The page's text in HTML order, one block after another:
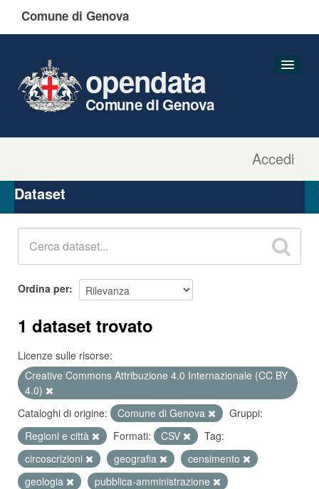
Comune di Genova
Accedi
opendata
Comune di Genova
Organizzazioni
Gruppi
Dataset
Ordina per
1 dataset trovato
Licenze sulle risorse:
Creative Commons Attribuzione 4.0 Internazionale (CC BY
4.0)
Cataloghi di origine:
Comune di Genova
Gruppi:
Regioni e città
Formati: CSV
Tag:
circoscrizioni
geografia
censimento
geologia
pubblica-amministrazione